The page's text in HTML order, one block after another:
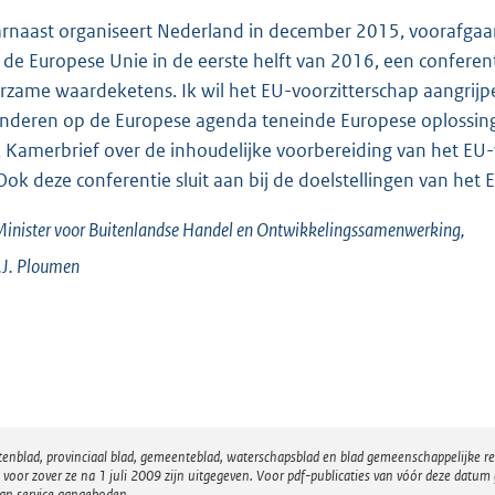
organiseert Nederland in december 2015,
Europese Unie in de eerste helft van 2016, een
waardeketens. Ik wil het EU-voorzitterschap
op de Europese agenda teneinde Europese
over de inhoudelijke voorbereiding van het
deze conferentie sluit aan bij de doelstellingen van het
voor Buitenlandse Handel en Ontwikkelingssamenwerking,
Ploumen
provinciaal blad, gemeenteblad, waterschapsblad en blad
zover ze na 1 juli 2009 zijn uitgegeven. Voor pdf-publicaties van vóór deze